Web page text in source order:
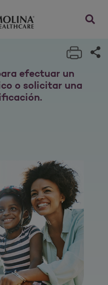
Print
efectuar un
o solicitar una